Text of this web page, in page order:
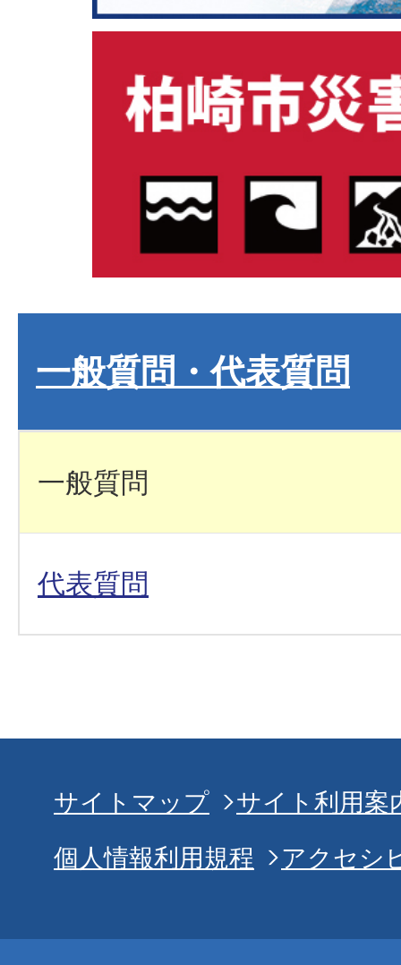
一般質問・代表質問
一般質問
代表質問
サイトマップ
サイト利用案
個人情報利用規程
アクセシ